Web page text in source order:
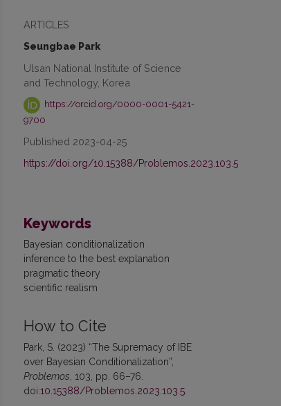
ARTICLES
Seungbae Park
Ulsan National Institute of Science
and Technology, Korea
https://orcid.org/0000-0001-5421-
9700
Published 2023-04-25
https://doi.org/10.15388/Problemos.2023.103.5
Keywords
Bayesian conditionalization
inference to the best explanation
pragmatic theory
scientific realism
How to Cite
Park, S. (2023) “The Supremacy of IBE
over Bayesian Conditionalization”,
Problemos , 103, pp. 66–76.
doi:10.15388/Problemos.2023.103.5